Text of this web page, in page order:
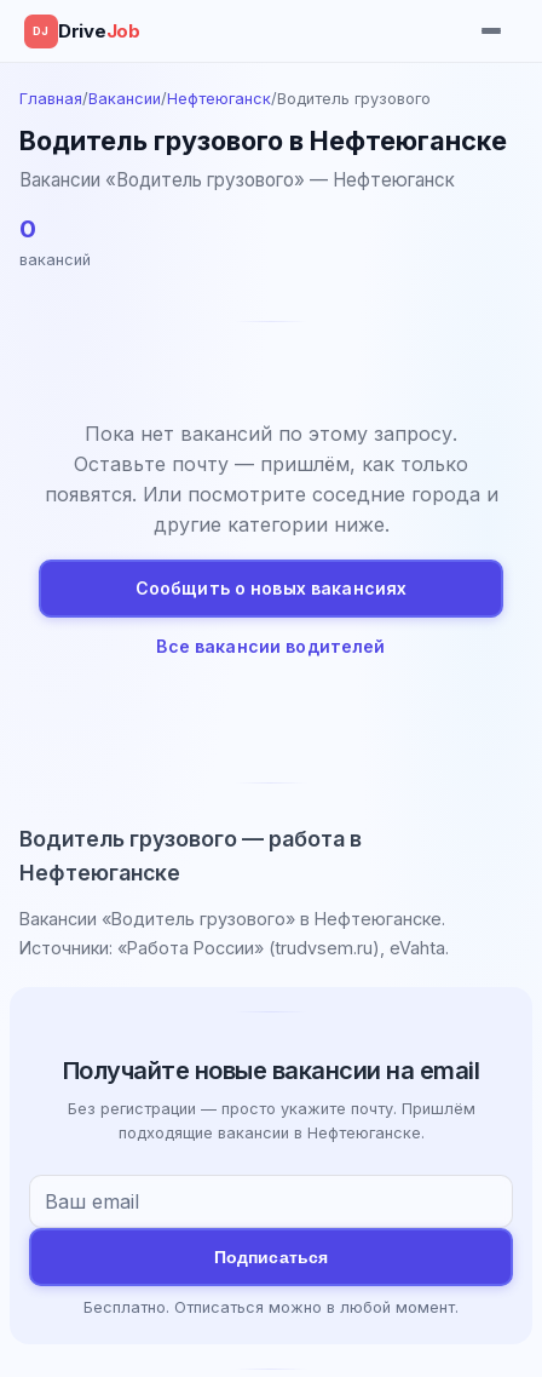
DJ DriveJob
Главная/Вакансии/Нефтеюганск/Водитель грузового
Водитель грузового в Нефтеюганске
Вакансии «Водитель грузового» — Нефтеюганск
0
вакансий
Пока нет вакансий по этому запросу.
Оставьте почту — пришлём, как только
появятся. Или посмотрите соседние города и
другие категории ниже.
Сообщить о новых вакансиях
Все вакансии водителей
Водитель грузового — работа в
Нефтеюганске
Вакансии «Водитель грузового» в Нефтеюганске.
Источники: «Работа России» (trudvsem.ru), eVahta.
Получайте новые вакансии на email
Без регистрации — просто укажите почту. Пришлём
подходящие вакансии в Нефтеюганске.
Подписаться
Бесплатно. Отписаться можно в любой момент.